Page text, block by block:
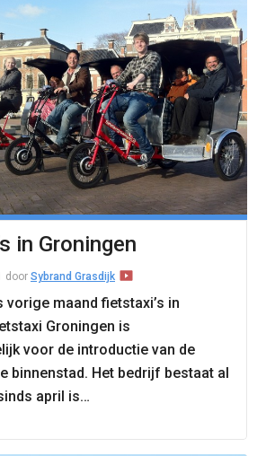
in Groningen
door Sybrand Grasdijk
vorige maand fietstaxi’s in
Groningen is
voor de introductie van de
binnenstad. Het bedrijf bestaat al
april is…